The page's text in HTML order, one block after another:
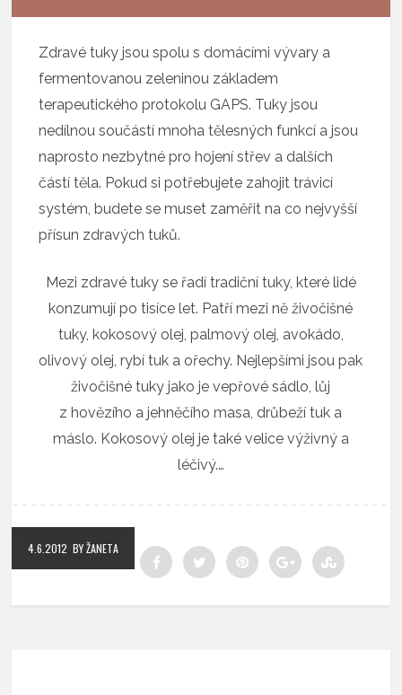
Zdravé tuky jsou spolu s domácími vývary a
fermentovanou zeleninou základem
terapeutického protokolu GAPS. Tuky jsou
nedílnou součástí mnoha tělesných funkcí a jsou
naprosto nezbytné pro hojení střev a dalších
částí těla. Pokud si potřebujete zahojit trávicí
systém, budete se muset zaměřit na co nejvyšší
přísun zdravých tuků.
Mezi zdravé tuky se řadí tradiční tuky, které lidé
konzumují po tisíce let. Patří mezi ně živočišné
tuky, kokosový olej, palmový olej, avokádo,
olivový olej, rybí tuk a ořechy. Nejlepšími jsou pak
živočišné tuky jako je vepřové sádlo, lůj
z hovězího a jehněčího masa, drůbeží tuk a
máslo. Kokosový olej je také velice výživný a
léčivý.…
4.6.2012 BY ŽANETA